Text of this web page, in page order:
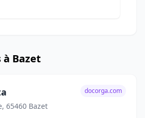
à Bazet
65460 Bazet
docorga.com